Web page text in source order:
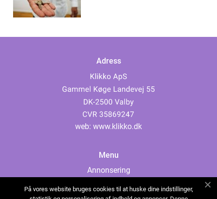
Adress
web: www.klikko.dk
Menu
Annonsering
Cookies
På vores website bruges cookies til at huske dine indstillinger,